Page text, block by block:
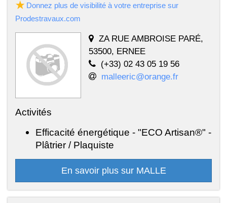
Donnez plus de visibilité à votre entreprise sur
Prodestravaux.com
ZA RUE AMBROISE PARÉ,
53500, ERNEE
(+33) 02 43 05 19 56
malleeric@orange.fr
Activités
Efficacité énergétique - "ECO Artisan®" -
Plâtrier / Plaquiste
En savoir plus sur MALLE